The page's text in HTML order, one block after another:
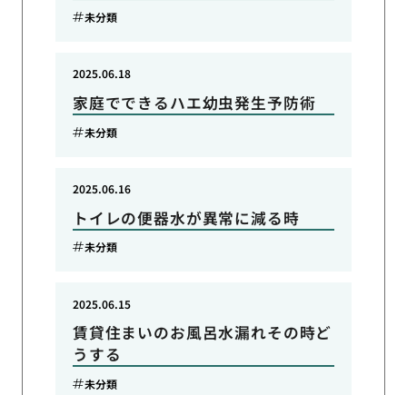
未分類
家庭でできるハエ幼虫発生予防術
2025.06.18
未分類
トイレの便器水が異常に減る時
2025.06.16
未分類
賃貸住まいのお風呂水漏れその時ど
うする
2025.06.15
未分類